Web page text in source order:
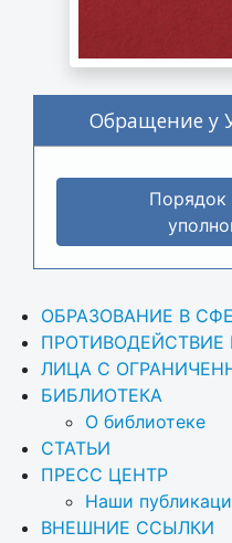
Обращение у
Порядок
ОБРАЗОВАНИЕ В
ПРОТИВОДЕЙСТВИЕ
ЛИЦА С
БИБЛИОТЕКА
О библиотеке
СТАТЬИ
ПРЕСС ЦЕНТР
Наши
ВНЕШНИЕ ССЫЛКИ